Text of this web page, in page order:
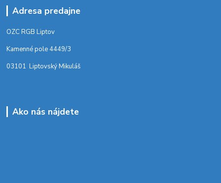
Adresa predajne
OZC RGB Liptov
Kamenné pole 4449/3
03101 Liptovský Mikuláš
Ako nás nájdete